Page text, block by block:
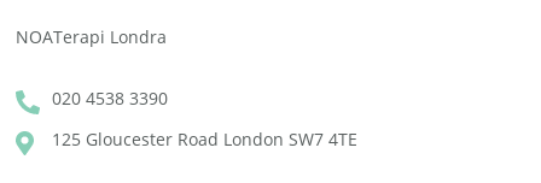
NOATerapi Londra
020 4538 3390
125 Gloucester Road London SW7 4TE